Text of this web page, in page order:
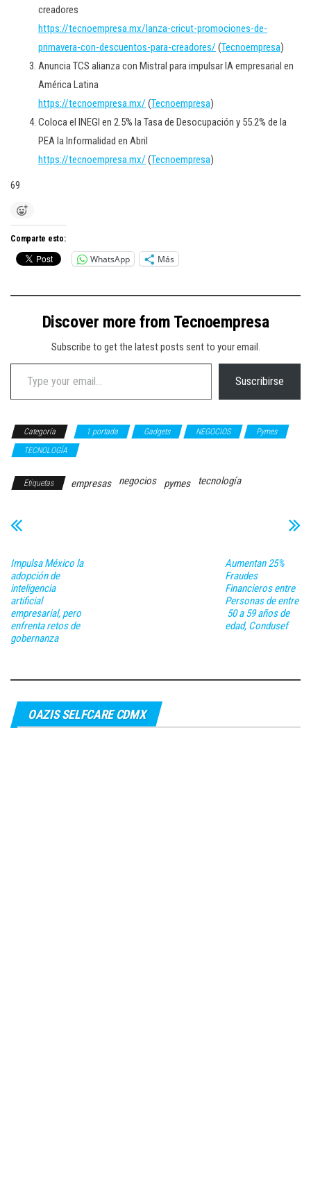
creadores
https://tecnoempresa.mx/lanza-cricut-promociones-de-
primavera-con-descuentos-para-creadores/ (Tecnoempresa)
Anuncia TCS alianza con Mistral para impulsar IA empresarial en
América Latina
https://tecnoempresa.mx/ (Tecnoempresa)
Coloca el INEGI en 2.5% la Tasa de Desocupación y 55.2% de la
PEA la Informalidad en Abril
https://tecnoempresa.mx/ (Tecnoempresa)
69
Comparte esto:
WhatsApp Más
Discover more from Tecnoempresa
Subscribe to get the latest posts sent to your email.
Type your email…
Suscribirse
Categoría 1 portada Gadgets NEGOCIOS
Pymes
TECNOLOGÍA
Etiquetas empresas negocios pymes tecnología
Impulsa México la
adopción de
inteligencia
artificial
empresarial, pero
enfrenta retos de
gobernanza
Aumentan 25%
Fraudes
Financieros entre
Personas de entre
50 a 59 años de
edad, Condusef
OAZIS SELFCARE CDMX